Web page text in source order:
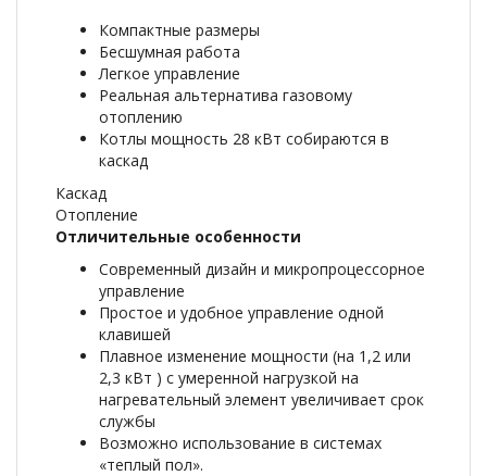
Компактные размеры
Бесшумная работа
Легкое управление
Реальная альтернатива газовому
отоплению
Котлы мощность 28 кВт собираются в
каскад
Каскад
Отопление
Отличительные особенности
Современный дизайн и микропроцессорное
управление
Простое и удобное управление одной
клавишей
Плавное изменение мощности (на 1,2 или
2,3 кВт ) с умеренной нагрузкой на
нагревательный элемент увеличивает срок
службы
Возможно использование в системах
«теплый пол».